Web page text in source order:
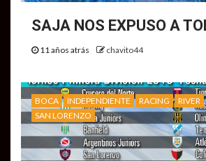
SAJA NOS EXPUSO A
11 años atrás chavito44
BOCA INDEPENDIENTE RACING
RIVER
SAN LORENZO